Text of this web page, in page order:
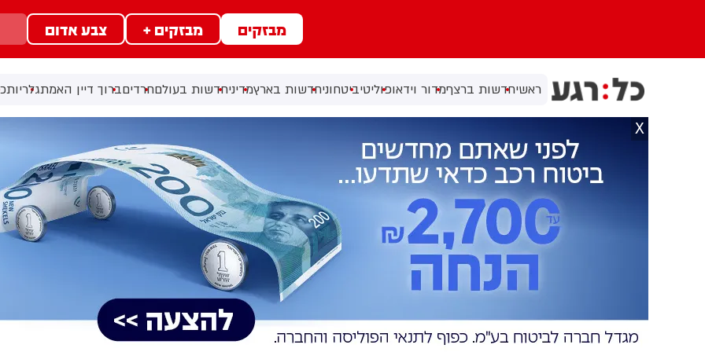
מבזקים מבזקים + צבע אדום
ראשיחדשות ברצףמדור וידאופוליטיביטחוניחדשות בארץמדיניחדשות בעולםחרדיםברוך דיין האמתגלריות
X